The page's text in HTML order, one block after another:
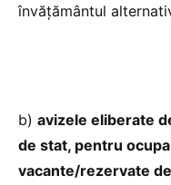
învățământul
b) avizele eliberate
de stat, pentru
vacante/rezervate de